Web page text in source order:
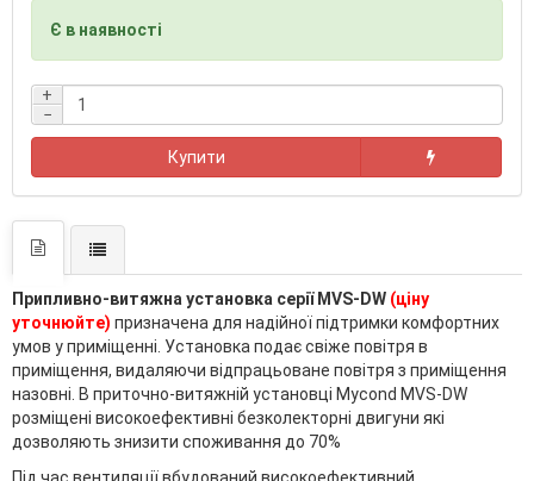
Є в наявності
+
−
Купити
Припливно-витяжна установка серії MVS-DW (ціну
уточнюйте) призначена для надійної підтримки комфортних
умов у приміщенні. Установка подає свіже повітря в
приміщення, видаляючи відпрацьоване повітря з приміщення
назовні. В приточно-витяжній установці Mycond MVS-DW
розміщені високоефективні безколекторні двигуни які
дозволяють знизити споживання до 70%
Під час вентиляції вбудований високоефективний